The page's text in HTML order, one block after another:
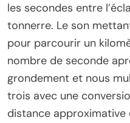
les secondes entre
tonnerre. Le son
pour parcourir un
nombre de seconde
grondement et nous
trois avec une
distance approximative